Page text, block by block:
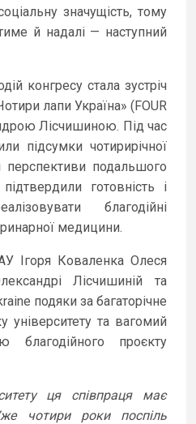
значущість, тому
й надалі — наступний
конгресу стала зустріч
лапи Україна» (FOUR
Лісчишиною. Під час
підсумки чотирирічної
перспективи подальшого
готовність і
благодійні
медицини.
Ігоря Коваленка Олеся
Лісчишиній та
подяки за багаторічне
університету та вагомий
благодійного проєкту
ця співпраця має
чотири роки поспіль